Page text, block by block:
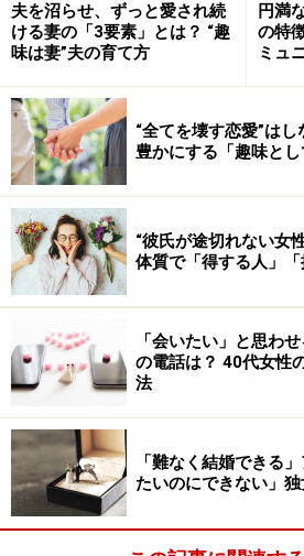
のほうが問題
3：恋愛と結婚は別。長期的に考
来はない
1つでも当てはまるなら、恋人
かも
1：恋人の愚痴を吐き出す
あふれてしまったから
「彼、〇〇なんだよね」など、女
き出す場面はよくあること。それ
遜やノロケであれば問題ありませ
す。しかし、中には聞き流せない
ことも。
友人から助言されても、当の本
夫を沼らせ、ずっと愛され続
ける妻の「3要素」とは？ “趣
味は妻”夫の育て方
円満
の特
ミュ
“全てを壊す恋愛”は
豊かにする「趣味とし
“彼氏が途切れない女
体質で「得する人」
「会いたい」と思わ
の電話は？ 40代女性
法
「難なく結婚できる
たいのにできない」